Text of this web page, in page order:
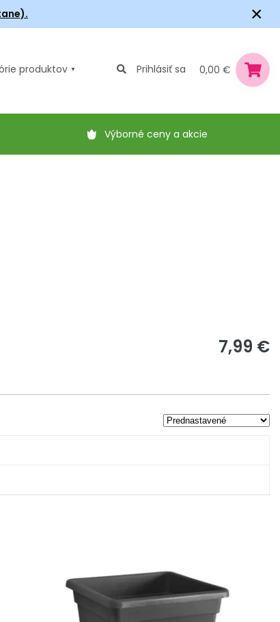
×
produktov Prihlásiť sa 0,00 €
Výborné ceny a akcie
7,99 €